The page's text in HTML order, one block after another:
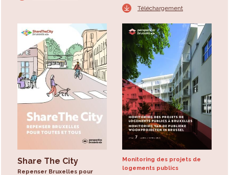
Téléchargement
Share The City
Repenser Bruxelles pour
Monitoring des projets de
logements publics